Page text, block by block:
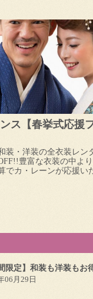
ス【春挙式応援
装・洋装の全衣装レン
豊富な衣装の中よ
でカ・レーンが応援い
限定】和装も洋装もお
06月29日